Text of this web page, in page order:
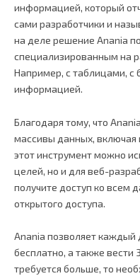
информацией, который
сами разработчики и
на деле решение Anania
специализированным на
Например, с таблицами, с
информацией.
Благодаря тому, что
массивы данных, включая
этот инструмент можно
целей, но и для веб-
получите доступ ко всем
открытого доступа.
Anania позволяет каждый
бесплатно, а также вести
требуется больше, то